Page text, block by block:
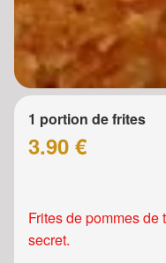
1 portion de frites
3.90 €
Frites de pommes
secret.